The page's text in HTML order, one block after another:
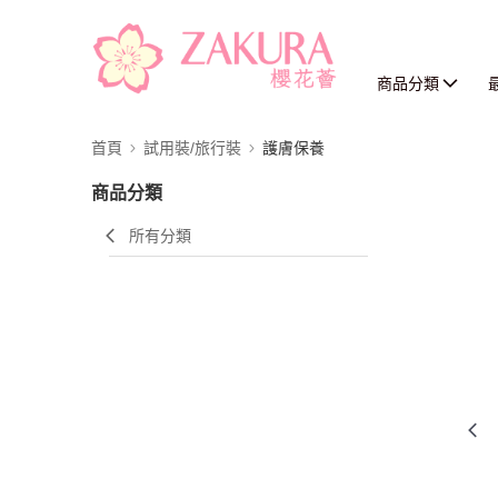
商品分類
首頁 試用裝/旅行裝 護膚保養
商品分類
所有分類